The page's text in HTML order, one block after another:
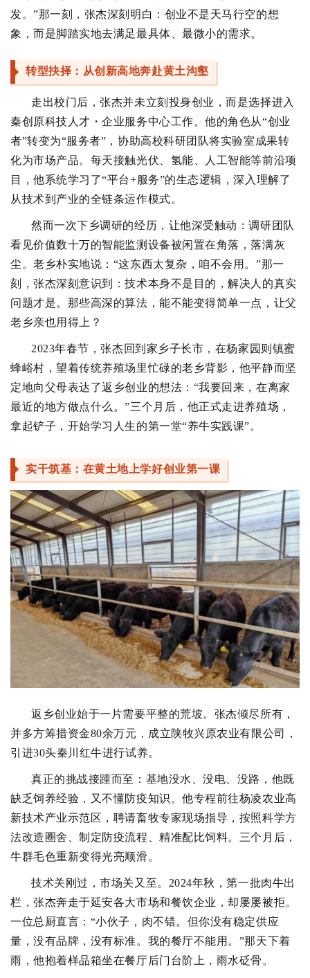
发。”那一刻，张杰深刻明白：创业不是天马行空的想
象，而是脚踏实地去满足最具体、最微小的需求。
转型抉择：从创新高地奔赴黄土沟壑
走出校门后，张杰并未立刻投身创业，而是选择进入
秦创原科技人才・企业服务中心工作。他的角色从“创业
者”转变为“服务者”，协助高校科研团队将实验室成果转
化为市场产品。每天接触光伏、氢能、人工智能等前沿项
目，他系统学习了“平台+服务”的生态逻辑，深入理解了
从技术到产业的全链条运作模式。
然而一次下乡调研的经历，让他深受触动：调研团队
看见价值数十万的智能监测设备被闲置在角落，落满灰
尘。老乡朴实地说：“这东西太复杂，咱不会用。”那一
刻，张杰深刻意识到：技术本身不是目的，解决人的真实
问题才是。那些高深的算法，能不能变得简单一点，让父
老乡亲也用得上？
2023年春节，张杰回到家乡子长市，在杨家园则镇蜜
蜂峪村，望着传统养殖场里忙碌的老乡背影，他平静而坚
定地向父母表达了返乡创业的想法：“我要回来，在离家
最近的地方做点什么。”三个月后，他正式走进养殖场，
拿起铲子，开始学习人生的第一堂“养牛实践课”。
实干筑基：在黄土地上学好创业第一课
返乡创业始于一片需要平整的荒坡。张杰倾尽所有，
并多方筹措资金80余万元，成立陕牧兴原农业有限公司，
引进30头秦川红牛进行试养。
真正的挑战接踵而至：基地没水、没电、没路，他既
缺乏饲养经验，又不懂防疫知识。他专程前往杨凌农业高
新技术产业示范区，聘请畜牧专家现场指导，按照科学方
法改造圈舍、制定防疫流程、精准配比饲料。三个月后，
牛群毛色重新变得光亮顺滑。
技术关刚过，市场关又至。2024年秋，第一批肉牛出
栏，张杰奔走于延安各大市场和餐饮企业，却屡屡被拒。
一位总厨直言：“小伙子，肉不错。但你没有稳定供应
量，没有品牌，没有标准。我的餐厅不能用。”那天下着
雨，他抱着样品箱坐在餐厅后门台阶上，雨水砭骨。